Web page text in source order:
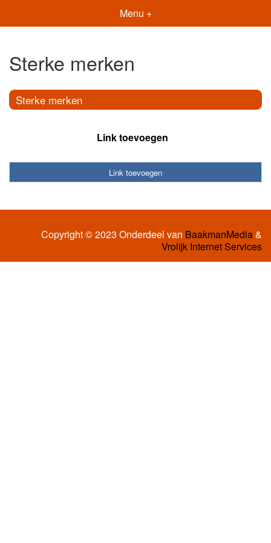
Menu +
Sterke merken
Sterke merken
Link toevoegen
Link toevoegen
Copyright © 2023 Onderdeel van BaakmanMedia&
Vrolijk Internet Services